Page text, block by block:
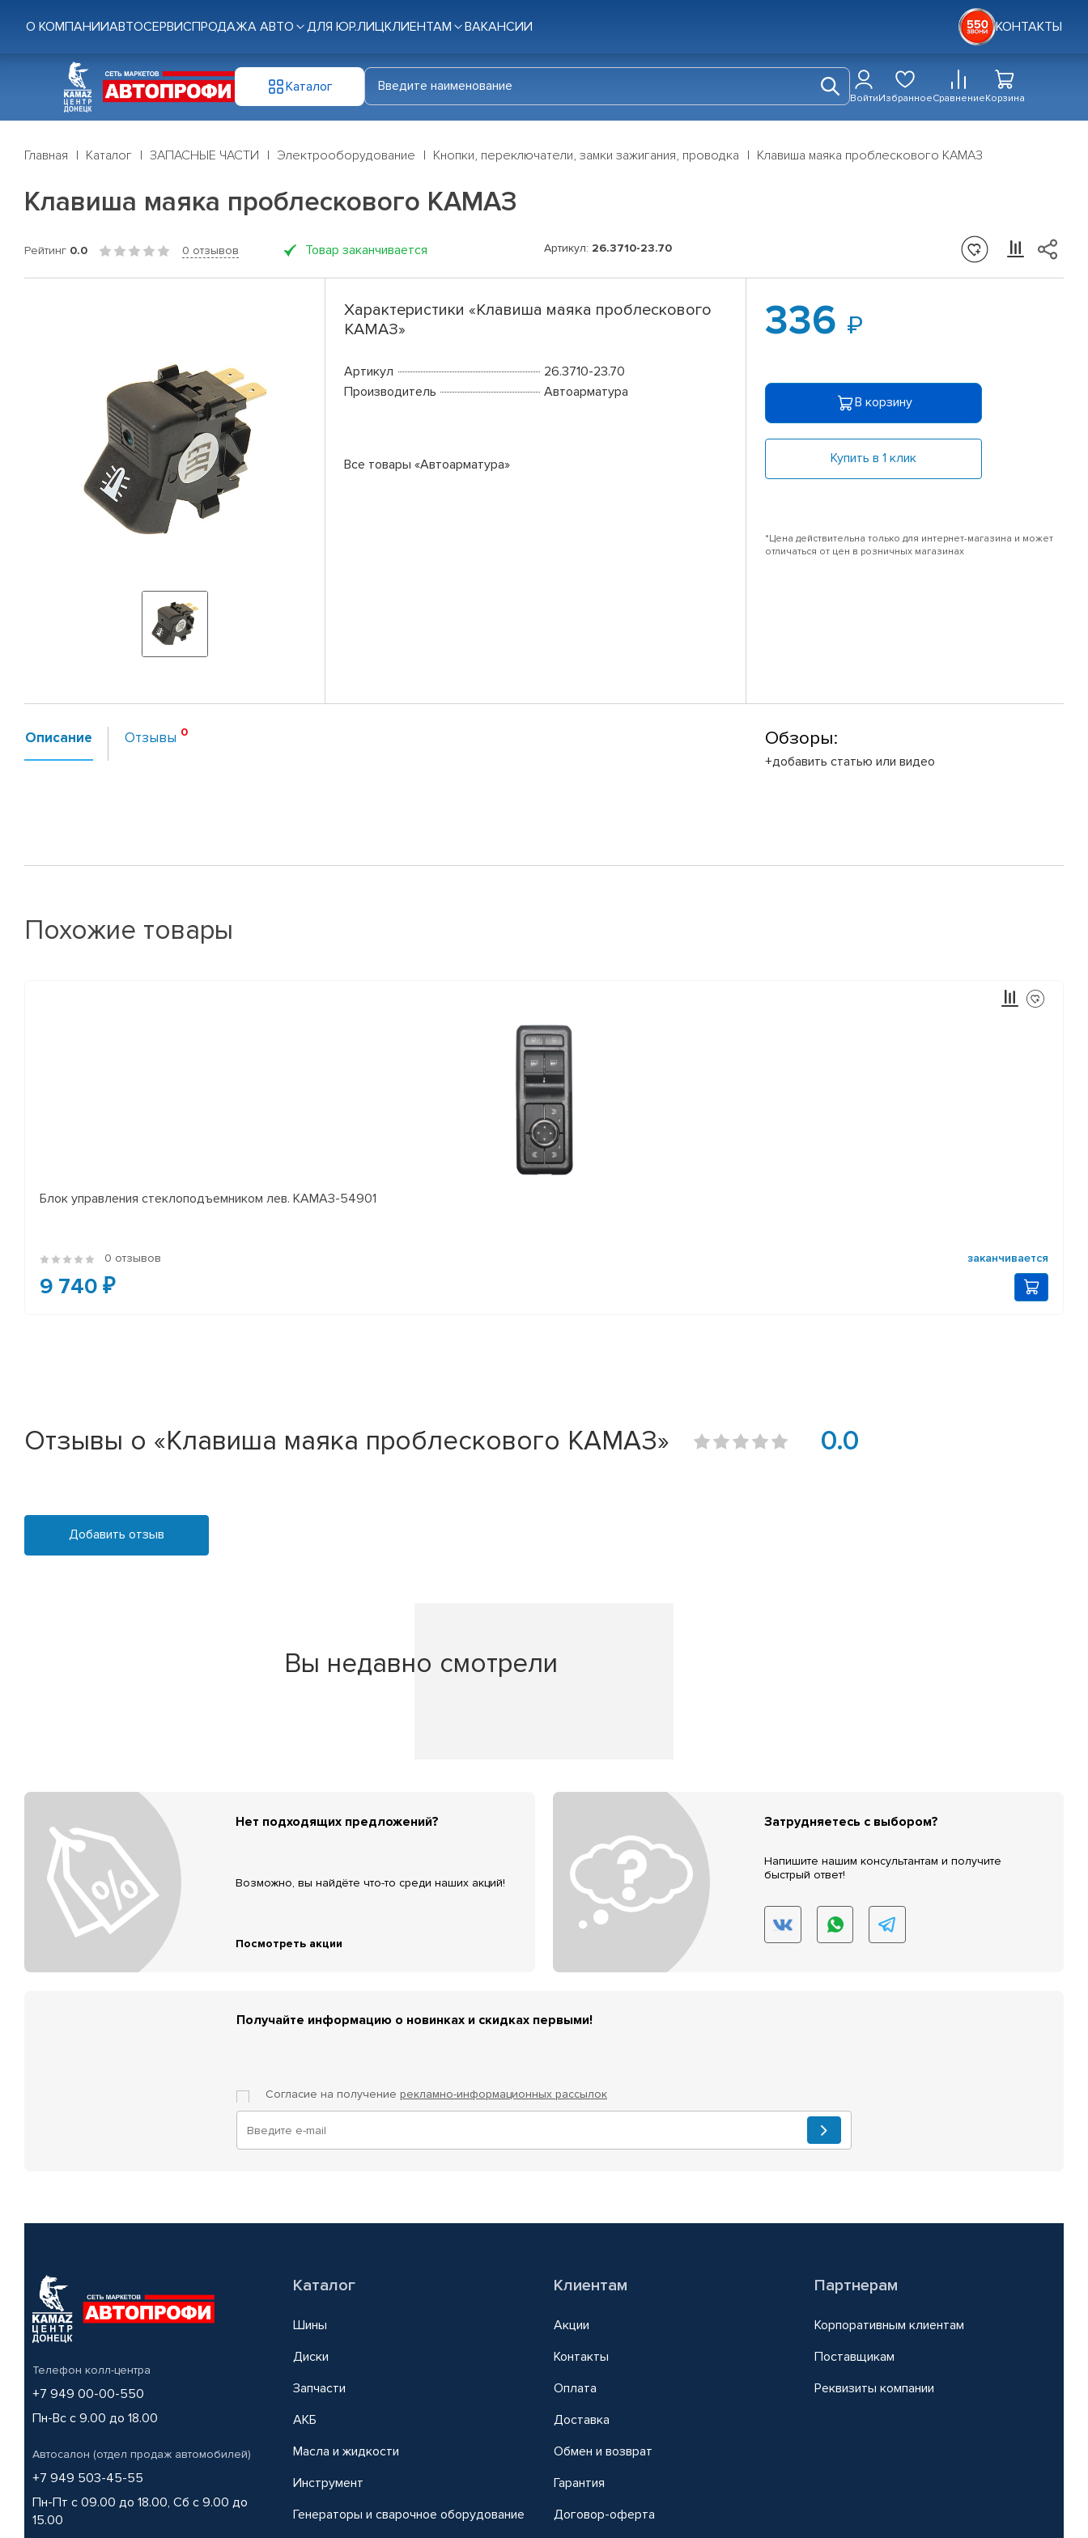
О КОМПАНИИАВТОСЕРВИСПРОДАЖА АВТО ДЛЯ ЮР.ЛИЦКЛИЕНТАМ ВАКАНСИИ КОНТАКТЫ
Каталог
ВойтиИзбранноеСравнениеКорзина
Главная Каталог ЗАПАСНЫЕ ЧАСТИ Электрооборудование Кнопки, переключатели, замки зажигания, проводка Клавиша маяка проблескового КАМАЗ
Клавиша маяка проблескового КАМАЗ
Рейтинг 0.0 0 отзывов Товар заканчивается Артикул: 26.3710-23.70
Характеристики «Клавиша маяка проблескового
КАМАЗ»
Артикул
26.3710-23.70
Производитель
Автоарматура
Все товары «Автоарматура»
336
В корзину
Купить в 1 клик
*Цена действительна только для интернет-магазина и может
отличаться от цен в розничных магазинах
Описание Отзывы Обзоры:
+добавить статью или видео
Похожие товары
Блок управления стеклоподъемником лев. КАМАЗ-54901
0 отзывов заканчивается
9 740 ₽
Отзывы о «Клавиша маяка проблескового КАМАЗ» 0.0
Добавить отзыв
Вы недавно смотрели
Нет подходящих предложений?
Возможно, вы найдёте что-то среди наших акций!
Посмотреть акции
Затрудняетесь с выбором?
Напишите нашим консультантам и получите
быстрый ответ!
Получайте информацию о новинках и скидках первыми!
Согласие на получение рекламно-информационных рассылок
Телефон колл-центра
+7 949 00-00-550
Пн-Вс с 9.00 до 18.00
Автосалон (отдел продаж автомобилей)
+7 949 503-45-55
Пн-Пт с 09.00 до 18.00, Сб с 9.00 до
15.00
Каталог
Шины
Диски
Запчасти
АКБ
Масла и жидкости
Инструмент
Генераторы и сварочное оборудование
Клиентам
Акции
Контакты
Оплата
Доставка
Обмен и возврат
Гарантия
Договор-оферта
Партнерам
Корпоративным клиентам
Поставщикам
Реквизиты компании